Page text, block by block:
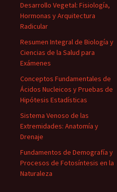
Desarrollo Vegetal: Fisiología,
Hormonas y Arquitectura
Radicular
Resumen Integral de Biología y
Ciencias de la Salud para
Exámenes
Conceptos Fundamentales de
Ácidos Nucleicos y Pruebas de
Hipótesis Estadísticas
Sistema Venoso de las
Extremidades: Anatomía y
Drenaje
Fundamentos de Demografía y
Procesos de Fotosíntesis en la
Naturaleza